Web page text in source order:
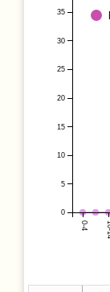
0-4
0
5
10
15
20
25
30
35